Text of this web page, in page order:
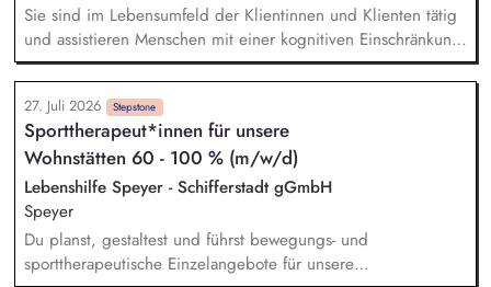
Sie sind im Lebensumfeld der Klientinnen und Klienten tätig
und assistieren Menschen mit einer kognitiven Einschränkung,
die in ihren eigenen Wohnungen, als Paar oder in
Wohngemeinschaften leben. Sie befähigen die Menschen
ihre Teilhabeziele zu erreichen, Krisen zu bewältigen und so
selbständig wie möglich zu werden. Sie arbeiten
entwicklungsfreundlich und ressourcenorientiert. Sie gestalten
aktiv die Kommunikation mit rechtlichen Betreuungen,
Angehörigen, dem sozialen Umfeld und sämtlichen
Fallbeteiligten.
27. Juli 2026 Stepstone
Sporttherapeut*innen für unsere
Wohnstätten 60 - 100 % (m/w/d)
Lebenshilfe Speyer - Schifferstadt gGmbH
Speyer
Du planst, gestaltest und führst bewegungs- und
sporttherapeutische Einzelangebote für unsere